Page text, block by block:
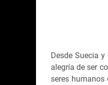
Desde Suecia
alegría de ser
seres